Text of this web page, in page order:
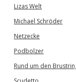
Lizas Welt
Michael Schröder
Netzecke
Podbolzer
Rund um den